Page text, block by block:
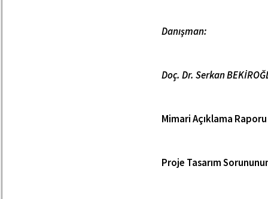
Danışman:
Doç. Dr. Serkan
Mimari Açıklama Raporu
Proje Tasarım